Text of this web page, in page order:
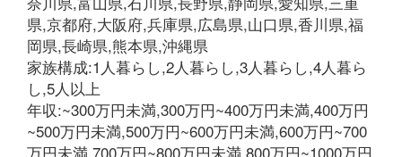
県,京都府,大阪府,兵庫県,広島県,山口県,香川県,福
岡県,長崎県,熊本県,沖縄県
家族構成:1人暮らし,2人暮らし,3人暮らし,4人暮ら
し,5人以上
年収:~300万円未満,300万円~400万円未満,400万円
~500万円未満,500万円~600万円未満,600万円~700
万円未満,700万円~800万円未満,800万円~1000万円